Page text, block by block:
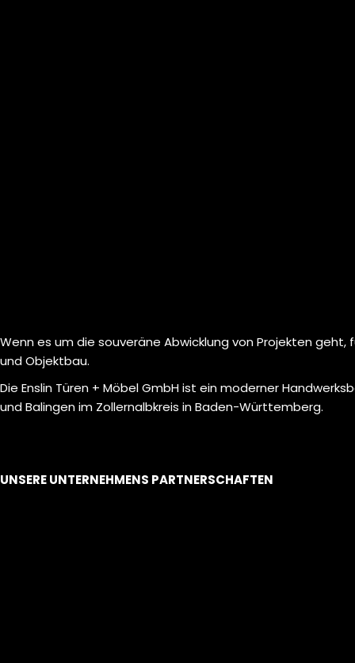
Wenn es um die souveräne Abwicklung von Projekten geht,
und Objektbau.
Die Enslin Türen + Möbel GmbH ist ein moderner
und Balingen im Zollernalbkreis in Baden-Württemberg.
UNSERE UNTERNEHMENS PARTNERSCHAFTEN